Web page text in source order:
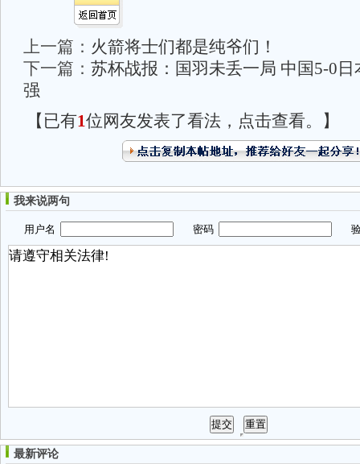
上一篇： 火箭将士们都是纯爷们！
下一篇： 苏杯战报：国羽未丢一局 中国5-0
强
【已有1位网友发表了看法，点击查看。】
我来说两句
用户名 密码 验
最新评论